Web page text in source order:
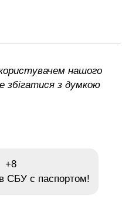
нашого
збігатися з думкою
+8
СБУ с паспортом!